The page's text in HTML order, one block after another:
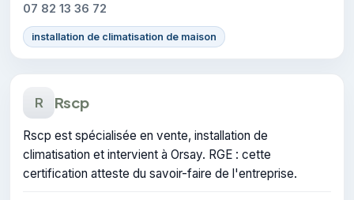
07 82 13 36 72
installation de climatisation de maison
R Rscp
Rscp est spécialisée en vente, installation de
climatisation et intervient à Orsay. RGE : cette
certification atteste du savoir-faire de l'entreprise.